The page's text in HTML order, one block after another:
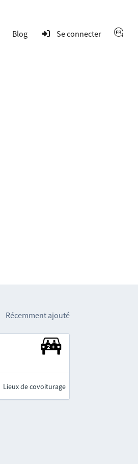
Blog Se connecter
Récemment ajouté
Lieux de covoiturage